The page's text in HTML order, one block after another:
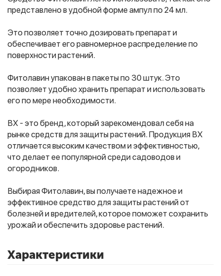
представлено в удобной форме ампул по 24 мл.
Это позволяет точно дозировать препарат и
обеспечивает его равномерное распределение по
поверхности растений.
Фитолавин упакован в пакеты по 30 штук. Это
позволяет удобно хранить препарат и использовать
его по мере необходимости.
ВХ - это бренд, который зарекомендовал себя на
рынке средств для защиты растений. Продукция ВХ
отличается высоким качеством и эффективностью,
что делает ее популярной среди садоводов и
огородников.
Выбирая Фитолавин, вы получаете надежное и
эффективное средство для защиты растений от
болезней и вредителей, которое поможет сохранить
урожай и обеспечить здоровье растений.
Характеристики